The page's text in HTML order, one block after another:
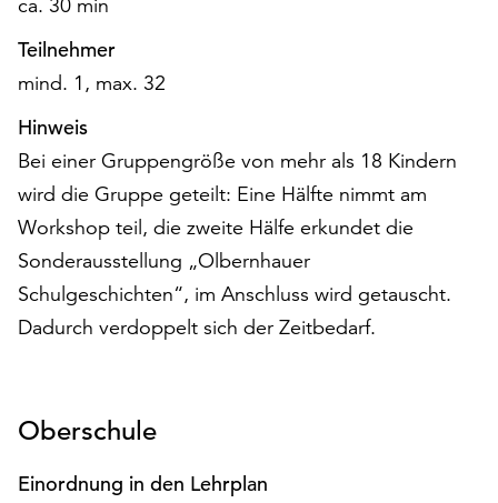
„Cookie-
Einstellungen“
Verfügung.
Funktionale
Cookies
werden
auch
ohne
Ihr
Einverständnis
weiterhin
Sie
verwendeten
Teilnehmer
mind. 1, max. 32
Hinweis
Bei einer Gruppengröße von mehr als 18 Kindern
wird die Gruppe geteilt: Eine Hälfte nimmt am
Workshop teil, die zweite Hälfe erkundet die
Sonderausstellung „Olbernhauer
Schulgeschichten“, im Anschluss wird getauscht.
Dadurch verdoppelt sich der Zeitbedarf.
Oberschule
Einordnung in den Lehrplan